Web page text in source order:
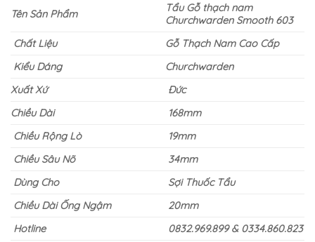
1.800.000 ₫.
tại
là:
1.300.000 ₫.
Tên Sản Phẩm
Tẩu Gỗ thạch nam
Churchwarden Smooth 603
Chất Liệu
Gỗ Thạch Nam Cao Cấp
Kiểu Dáng
Churchwarden
Xuất Xứ
Đức
Chiều Dài
168mm
Chiều Rộng Lò
19mm
Chiều Sâu Nõ
34mm
Dùng Cho
Sợi Thuốc Tẩu
Chiều Dài Ống Ngậm
20mm
Hotline
0832.969.899 & 0334.860.823